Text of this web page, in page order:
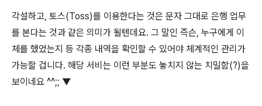
각설하고, 토스(Toss)를 이용한다는 것은 문자 그대로 은행 업무
를 본다는 것과 같은 의미가 될텐데요. 그 말인 즉슨, 누구에게 이
체를 했었는지 등 각종 내역을 확인할 수 있어야 체계적인 관리가
가능할 겁니다. 해당 서비는 이런 부분도 놓치지 않는 치밀함(?)을
보이네요 ^^;; ▼